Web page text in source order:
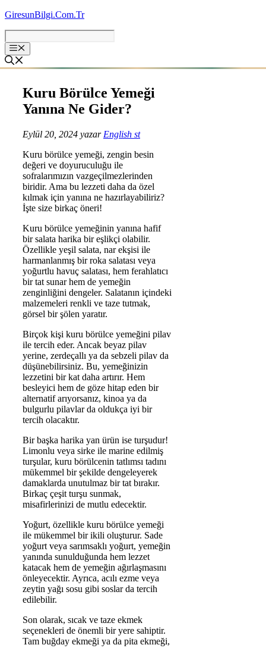
İçeriğe
GiresunBilgi.Com.Tr
Kuru Börülce Yemeği
Yanına Ne Gider?
Eylül 20, 2024 yazar English st
Kuru börülce yemeği, zengin besin
değeri ve doyuruculuğu ile
sofralarımızın vazgeçilmezlerinden
biridir. Ama bu lezzeti daha da özel
kılmak için yanına ne hazırlayabiliriz?
İşte size birkaç öneri!
Kuru börülce yemeğinin yanına hafif
bir salata harika bir eşlikçi olabilir.
Özellikle yeşil salata, nar ekşisi ile
harmanlanmış bir roka salatası veya
yoğurtlu havuç salatası, hem ferahlatıcı
bir tat sunar hem de yemeğin
zenginliğini dengeler. Salatanın içindeki
malzemeleri renkli ve taze tutmak,
görsel bir şölen yaratır.
Birçok kişi kuru börülce yemeğini pilav
ile tercih eder. Ancak beyaz pilav
yerine, zerdeçallı ya da sebzeli pilav da
düşünebilirsiniz. Bu, yemeğinizin
lezzetini bir kat daha artırır. Hem
besleyici hem de göze hitap eden bir
alternatif arıyorsanız, kinoa ya da
bulgurlu pilavlar da oldukça iyi bir
tercih olacaktır.
Bir başka harika yan ürün ise turşudur!
Limonlu veya sirke ile marine edilmiş
turşular, kuru börülcenin tatlımsı tadını
mükemmel bir şekilde dengeleyerek
damaklarda unutulmaz bir tat bırakır.
Birkaç çeşit turşu sunmak,
misafirlerinizi de mutlu edecektir.
Yoğurt, özellikle kuru börülce yemeği
ile mükemmel bir ikili oluşturur. Sade
yoğurt veya sarımsaklı yoğurt, yemeğin
yanında sunulduğunda hem lezzet
katacak hem de yemeğin ağırlaşmasını
önleyecektir. Ayrıca, acılı ezme veya
zeytin yağı sosu gibi soslar da tercih
edilebilir.
Son olarak, sıcak ve taze ekmek
seçenekleri de önemli bir yere sahiptir.
Tam buğday ekmeği ya da pita ekmeği,